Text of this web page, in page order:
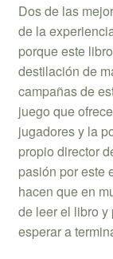
Dos de las
de la
porque este
destilación de
campañas de
juego que
jugadores y la
propio director
pasión por este
hacen que en
de leer el libro y
esperar a